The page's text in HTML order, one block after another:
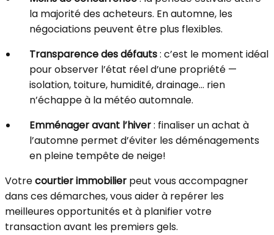
la majorité des acheteurs. En automne, les
négociations peuvent être plus flexibles.
Transparence des défauts: c’est le moment idéal
pour observer l’état réel d’une propriété —
isolation, toiture, humidité, drainage… rien
n’échappe à la météo automnale.
Emménager avant l’hiver: finaliser un achat à
l’automne permet d’éviter les déménagements
en pleine tempête de neige!
Votrecourtier immobilier peut vous accompagner
dans ces démarches, vous aider à repérer les
meilleures opportunités et à planifier votre
transaction avant les premiers gels.